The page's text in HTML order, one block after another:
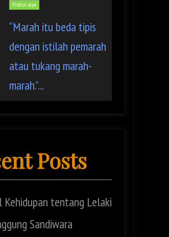
Produk saya
“Marah itu beda tipis
dengan istilah pemarah
atau tukang marah-
marah.”...
Posts
Kehidupan tentang Lelaki
Sandiwara